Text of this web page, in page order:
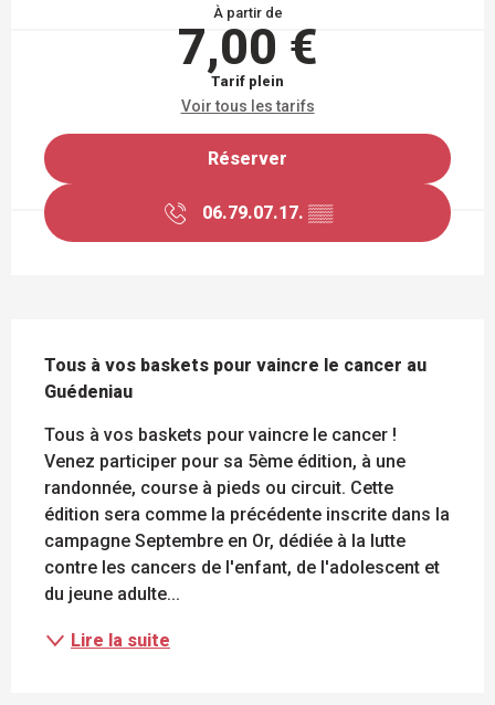
À partir de
7,00 €
Tarif plein
Voir tous les tarifs
Réserver
06.79.07.17. ▒▒
Tous à vos baskets pour vaincre le cancer au
Guédeniau
Tous à vos baskets pour vaincre le cancer !
Venez participer pour sa 5ème édition, à une
randonnée, course à pieds ou circuit. Cette
édition sera comme la précédente inscrite dans la
campagne Septembre en Or, dédiée à la lutte
contre les cancers de l'enfant, de l'adolescent et
du jeune adulte...
Lire la suite